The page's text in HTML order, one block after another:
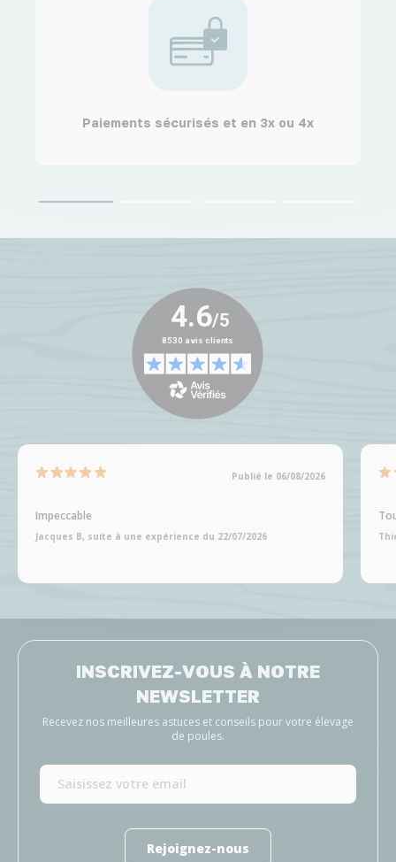
Paiements sécurisés et en 3x ou 4x
Publié le 06/08/2026
Impeccable
Jacques B, suite à une expérience du 22/07/2026
INSCRIVEZ-VOUS À NOTRE
NEWSLETTER
Recevez nos meilleures astuces et conseils pour votre élevage
de poules.
Rejoignez-nous